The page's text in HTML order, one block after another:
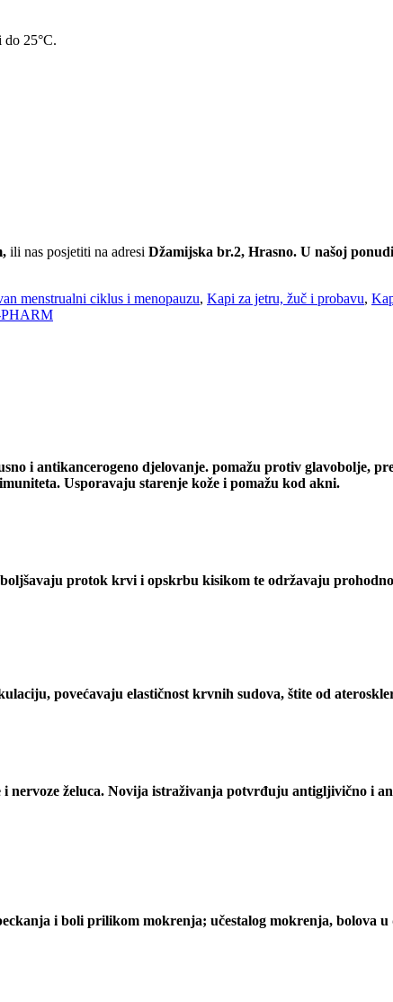
do 25°C.
ili nas posjetiti na adresi Džamijska br.2, Hrasno. U našoj
menstrualni ciklus i menopauzu, Kapi za jetru, žuč i probavu,
i antikancerogeno djelovanje. pomažu protiv glavobolje,
Usporavaju starenje kože i pomažu kod akni.
protok krvi i opskrbu kisikom te održavaju
povećavaju elastičnost krvnih sudova, štite od
nervoze želuca. Novija istraživanja potvrđuju antigljivično i
i boli prilikom mokrenja; učestalog mokrenja, bolova